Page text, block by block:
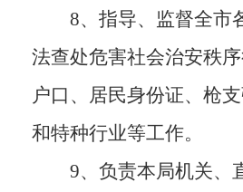
8、指导、监督全市
法查处危害社会治安秩
户口、居民身份证、枪
和特种行业等工作。
9、负责本局机关、